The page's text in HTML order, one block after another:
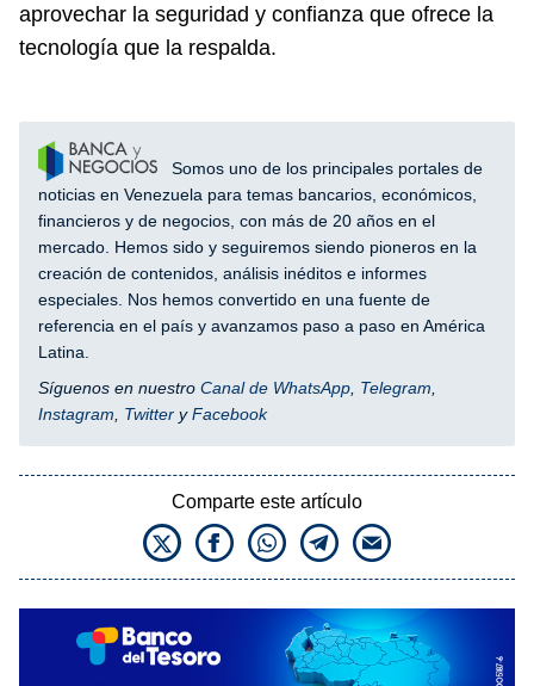
aprovechar la seguridad y confianza que ofrece la
tecnología que la respalda.
Somos uno de los principales portales de
noticias en Venezuela para temas bancarios, económicos,
financieros y de negocios, con más de 20 años en el
mercado. Hemos sido y seguiremos siendo pioneros en la
creación de contenidos, análisis inéditos e informes
especiales. Nos hemos convertido en una fuente de
referencia en el país y avanzamos paso a paso en América
Latina.
Síguenos en nuestro Canal de WhatsApp Telegram
Instagram
Twitter yFacebook
Comparte este artículo